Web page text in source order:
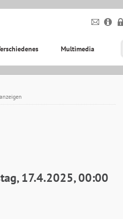
Multimedia
17.4.2025, 00:00